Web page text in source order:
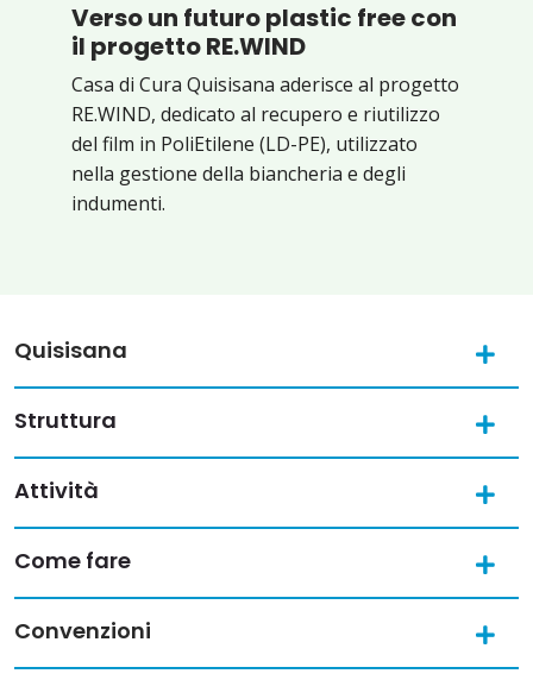
Verso un futuro plastic free con
il progetto RE.WIND
Casa di Cura Quisisana aderisce al progetto
RE.WIND, dedicato al recupero e riutilizzo
del film in PoliEtilene (LD-PE), utilizzato
nella gestione della biancheria e degli
indumenti.
Quisisana
Struttura
Attività
Come fare
Convenzioni